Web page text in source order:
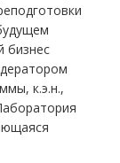
бизнес
к.э.н.,